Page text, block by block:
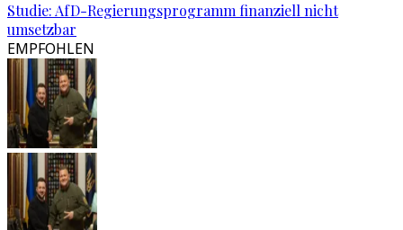
Studie: AfD-Regierungsprogramm finanziell nicht
umsetzbar
EMPFOHLEN